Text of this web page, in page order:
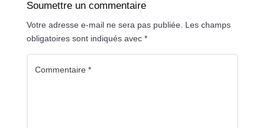
Soumettre un commentaire
Votre adresse e-mail ne sera pas publiée. Les champs
obligatoires sont indiqués avec *